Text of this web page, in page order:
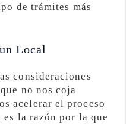
de trámites más
Local
consideraciones
no nos coja
acelerar el proceso
la razón por la que